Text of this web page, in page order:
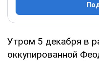
Утром 5 декабря в
оккупированной